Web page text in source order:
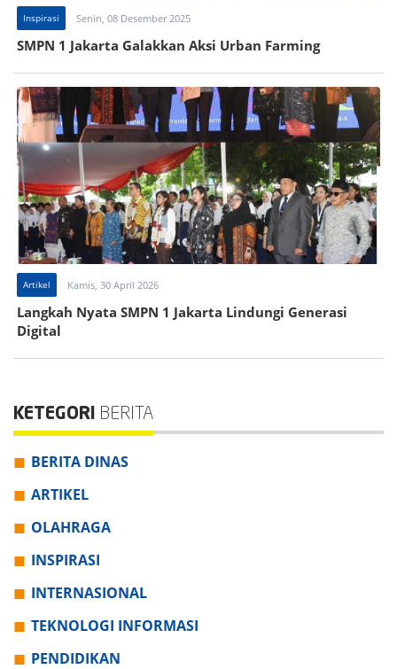
Inspirasi Senin, 08 Desember 2025
SMPN 1 Jakarta Galakkan Aksi Urban Farming
Artikel Kamis, 30 April 2026
Langkah Nyata SMPN 1 Jakarta Lindungi Generasi
Digital
KETEGORI BERITA
BERITA DINAS
ARTIKEL
OLAHRAGA
INSPIRASI
INTERNASIONAL
TEKNOLOGI INFORMASI
PENDIDIKAN